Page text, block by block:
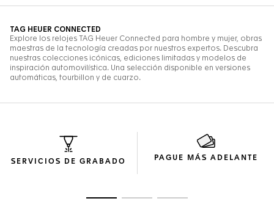
SERVICIOS DE GRABADO PAGUE MÁS ADELANTE